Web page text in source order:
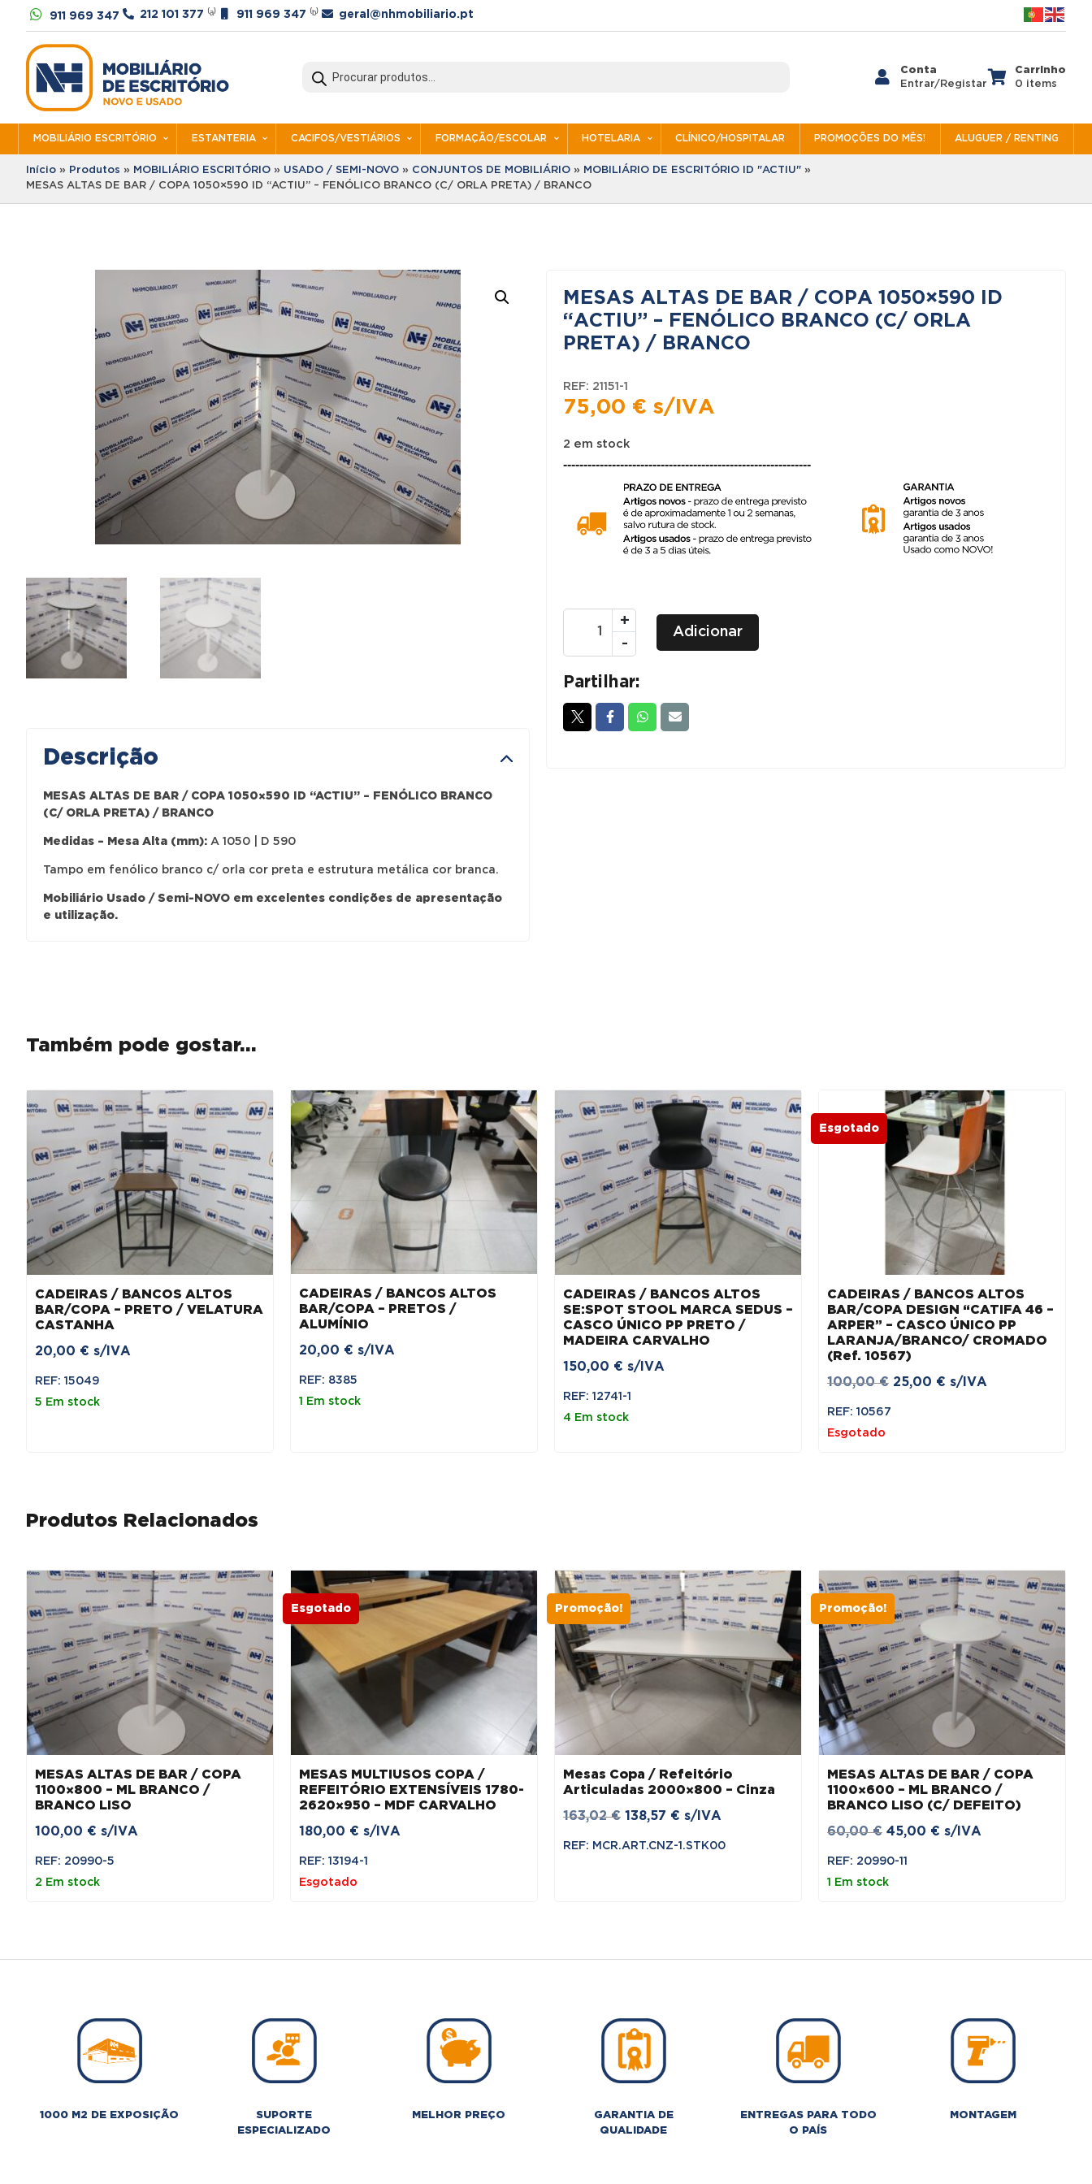
 911 969 347  212 101 377 ⁽ᵃ⁾ 911 969 347 ⁽ᵇ⁾  geral@nhmobiliario.pt
search

Conta
Entrar/Registar 
Carrinho
0 items
MOBILIÁRIO ESCRITÓRIO ESTANTERIA CACIFOS/VESTIÁRIOS FORMAÇÃO/ESCOLAR HOTELARIA CLÍNICO/HOSPITALAR PROMOÇÕES DO MÊS! ALUGUER / RENTING
Início » Produtos » MOBILIÁRIO ESCRITÓRIO » USADO / SEMI-NOVO » CONJUNTOS DE MOBILIÁRIO » MOBILIÁRIO DE ESCRITÓRIO ID "ACTIU" »
MESAS ALTAS DE BAR / COPA 1050×590 ID “ACTIU” – FENÓLICO BRANCO (C/ ORLA PRETA) / BRANCO
Descrição
MESAS ALTAS DE BAR / COPA 1050×590 ID “ACTIU” – FENÓLICO BRANCO
(C/ ORLA PRETA) / BRANCO
Medidas – Mesa Alta (mm): A 1050 | D 590
Tampo em fenólico branco c/ orla cor preta e estrutura metálica cor branca.
Mobiliário Usado / Semi-NOVO em excelentes condições de apresentação
e utilização.
MESAS ALTAS DE BAR / COPA 1050×590 ID
“ACTIU” – FENÓLICO BRANCO (C/ ORLA
PRETA) / BRANCO
REF: 21151-1
75,00 € s/IVA
2 em stock
-------------------------------------------------------------
Quantidade
MESAS
ALTAS
BAR
+
-
Adicionar
Partilhar:
Também pode gostar…
CADEIRAS / BANCOS ALTOS
BAR/COPA – PRETO / VELATURA
CASTANHA
20,00 € s/IVA
REF: 15049
5 Em stock
CADEIRAS / BANCOS ALTOS
BAR/COPA – PRETOS /
ALUMÍNIO
20,00 € s/IVA
REF: 8385
1 Em stock
CADEIRAS / BANCOS ALTOS
SE:SPOT STOOL MARCA SEDUS –
CASCO ÚNICO PP PRETO /
MADEIRA CARVALHO
150,00 € s/IVA
REF: 12741-1
4 Em stock
CADEIRAS / BANCOS ALTOS
BAR/COPA DESIGN “CATIFA 46 –
ARPER” – CASCO ÚNICO PP
LARANJA/BRANCO/ CROMADO
(Ref. 10567)
100,00€ O
25,00 € O
s/IVA
REF: 10567
Esgotado
Esgotado
Produtos Relacionados
MESAS ALTAS DE BAR / COPA
1100×800 – ML BRANCO /
BRANCO LISO
100,00 € s/IVA
REF: 20990-5
2 Em stock
MESAS MULTIUSOS COPA /
REFEITÓRIO EXTENSÍVEIS 1780-
2620×950 – MDF CARVALHO
180,00 € s/IVA
REF: 13194-1
Esgotado
Esgotado Promoção!
Mesas Copa / Refeitório
Articuladas 2000×800 – Cinza
163,02€ O
138,57 € O
s/IVA
REF: MCR.ART.CNZ-1.STK00
Promoção!
MESAS ALTAS DE BAR / COPA
1100×600 – ML BRANCO /
BRANCO LISO (C/ DEFEITO)
60,00€ O
45,00 € O
s/IVA
REF: 20990-11
1 Em stock
1000 M2 DE EXPOSIÇÃO
SUPORTE
ESPECIALIZADO
MELHOR PREÇO
GARANTIA DE
QUALIDADE
ENTREGAS PARA TODO
O PAÍS
MONTAGEM